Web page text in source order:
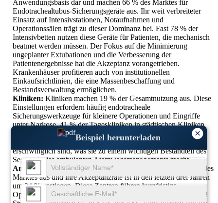
×
Beispiel herunterladen
Anwendungsbasis dar und machen 66 % des Marktes für
Endotrachealtubus-Sicherungsgeräte aus. Ihr weit verbreiteter
Einsatz auf Intensivstationen, Notaufnahmen und
Operationssälen trägt zu dieser Dominanz bei. Fast 78 % der
Intensivbetten nutzen diese Geräte für Patienten, die mechanisch
beatmet werden müssen. Der Fokus auf die Minimierung
ungeplanter Extubationen und die Verbesserung der
Patientenergebnisse hat die Akzeptanz vorangetrieben.
Krankenhäuser profitieren auch von institutionellen
Einkaufsrichtlinien, die eine Massenbeschaffung und
Bestandsverwaltung ermöglichen.
Kliniken: Kliniken machen 19 % der Gesamtnutzung aus. Diese
Einstellungen erfordern häufig endotracheale
Sicherungswerkzeuge für kleinere Operationen und Eingriffe
unter Narkose. 41 % der Tageskliniken in städtischen Kliniken
geben an, regelmäßig klebstoffbasierte Geräte zu verwenden.
Kliniken legen Wert auf Geräte, die einfach, effektiv und
erschwinglich sind, was sie zu einem wichtigen Bestandteil des
Segments des ambulanten Atemwegsmanagements macht.
Ambulante Chirurgiezentren (ASCs):
ASCs machen 15 % des
Marktes aus und ihre Akzeptanzrate ist in den letzten drei Jahren
um 24 % gestiegen. Diese Zentren führen kurzfristige
Operationen durch, bei denen eine Intubation von weniger als 2